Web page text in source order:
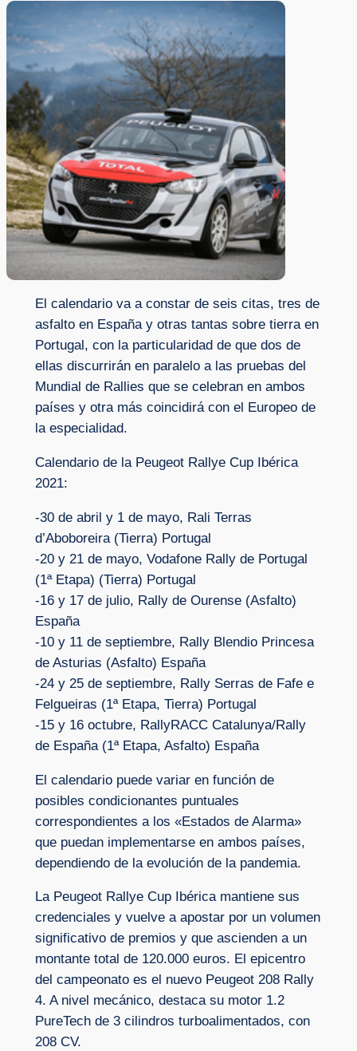
El calendario va a constar de seis citas, tres de
asfalto en España y otras tantas sobre tierra en
Portugal, con la particularidad de que dos de
ellas discurrirán en paralelo a las pruebas del
Mundial de Rallies que se celebran en ambos
países y otra más coincidirá con el Europeo de
la especialidad.
Calendario de la Peugeot Rallye Cup Ibérica
2021:
-30 de abril y 1 de mayo, Rali Terras
d’Aboboreira (Tierra) Portugal
-20 y 21 de mayo, Vodafone Rally de Portugal
(1ª Etapa) (Tierra) Portugal
-16 y 17 de julio, Rally de Ourense (Asfalto)
España
-10 y 11 de septiembre, Rally Blendio Princesa
de Asturias (Asfalto) España
-24 y 25 de septiembre, Rally Serras de Fafe e
Felgueiras (1ª Etapa, Tierra) Portugal
-15 y 16 octubre, RallyRACC Catalunya/Rally
de España (1ª Etapa, Asfalto) España
El calendario puede variar en función de
posibles condicionantes puntuales
correspondientes a los «Estados de Alarma»
que puedan implementarse en ambos países,
dependiendo de la evolución de la pandemia.
La Peugeot Rallye Cup Ibérica mantiene sus
credenciales y vuelve a apostar por un volumen
significativo de premios y que ascienden a un
montante total de 120.000 euros. El epicentro
del campeonato es el nuevo Peugeot 208 Rally
4. A nivel mecánico, destaca su motor 1.2
PureTech de 3 cilindros turboalimentados, con
208 CV.